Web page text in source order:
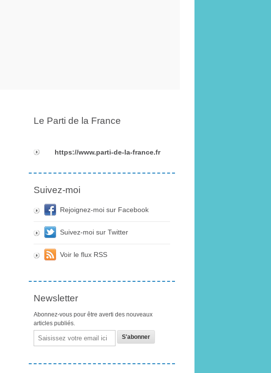
Le Parti de la France
https://www.parti-de-la-france.fr
Suivez-moi
Rejoignez-moi sur Facebook
Suivez-moi sur Twitter
Voir le flux RSS
Newsletter
Abonnez-vous pour être averti des nouveaux
articles publiés.
Email